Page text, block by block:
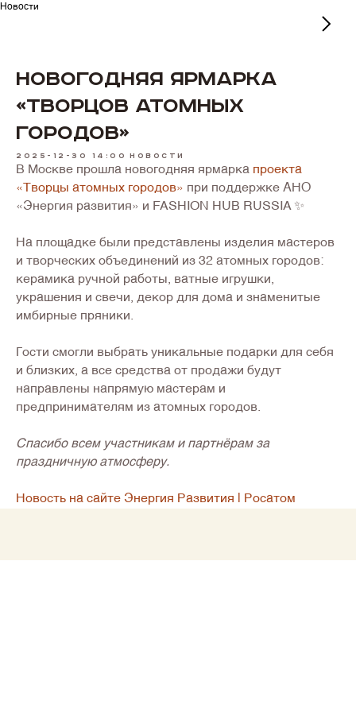
Новости
Новогодняя ярмарка
«Творцов атомных
городов»
2025-12-30 14:00 Новости
В Москве прошла новогодняя ярмарка проекта
«Творцы атомных городов» при поддержке АНО
«Энергия развития» и FASHION HUB RUSSIA ✨
На площадке были представлены изделия мастеров
и творческих объединений из 32 атомных городов:
керамика ручной работы, ватные игрушки,
украшения и свечи, декор для дома и знаменитые
имбирные пряники.
Гости смогли выбрать уникальные подарки для себя
и близких, а все средства от продажи будут
направлены напрямую мастерам и
предпринимателям из атомных городов.
Спасибо всем участникам и партнёрам за
праздничную атмосферу.
Новость на сайте Энергия Развития | Росатом